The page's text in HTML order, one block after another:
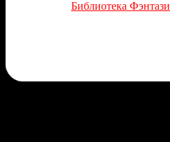
Библиотека Фэнтази